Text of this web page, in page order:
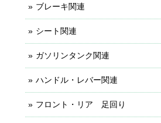
ブレーキ関連
シート関連
ガソリンタンク関連
ハンドル・レバー関連
フロント・リア 足回り